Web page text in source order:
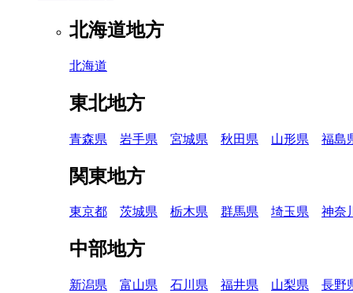
北海道地方
北海道
東北地方
青森県 岩手県 宮城県 秋田県 山形県 福島
関東地方
東京都 茨城県 栃木県 群馬県 埼玉県 神奈
中部地方
新潟県 富山県 石川県 福井県 山梨県 長野